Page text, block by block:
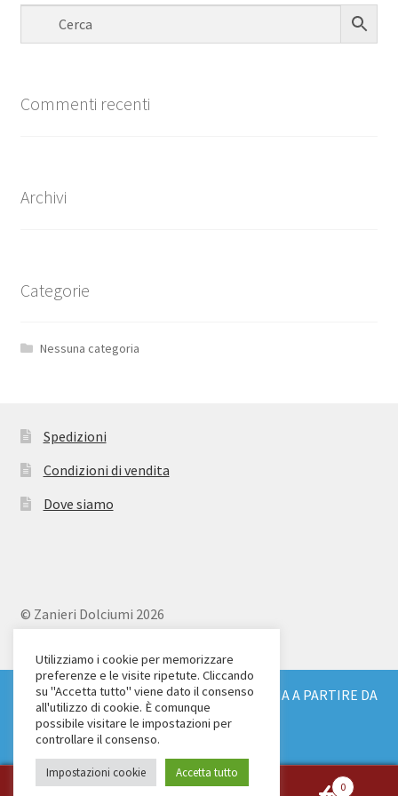
SPEDIZIONE GRATUITA IN TUTTA ITALIA A PARTIRE DA
€ 150
Ignora
Commenti recenti
Archivi
Categorie
Nessuna categoria
Spedizioni
Condizioni di vendita
Dove siamo
© Zanieri Dolciumi 2026
Via Alfieri 18
Scandicci (FI)
Tel. 055 2571707
C.F. e P.IVA: 04904430487
0
Utilizziamo i cookie per memorizzare
preferenze e le visite ripetute. Cliccando
su "Accetta tutto" viene dato il consenso
all'utilizzo di cookie. È comunque
possibile visitare le impostazioni per
controllare il consenso.
Impostazioni cookie Accetta tutto